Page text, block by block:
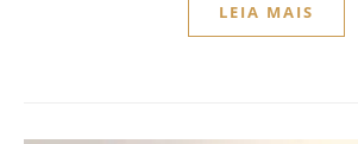
LEIA MAIS